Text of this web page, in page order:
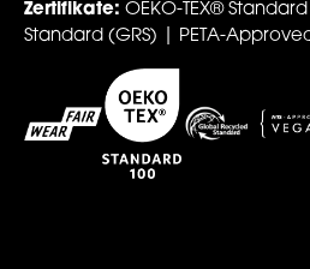
Zertifikate: OEKO-TEX®
Standard (GRS) | PETA-